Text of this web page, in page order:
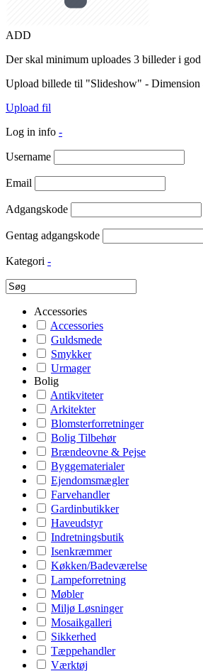
ADD
Der skal minimum uploades 3 billeder i
Upload billede til "Slideshow" - Dimension
Upload fil
Log in info -
Username
Email
Adgangskode
Gentag adgangskode
Kategori -
Accessories
Accessories
Guldsmede
Smykker
Urmager
Bolig
Antikviteter
Arkitekter
Blomsterforretninger
Bolig Tilbehør
Brændeovne & Pejse
Byggematerialer
Ejendomsmægler
Farvehandler
Gardinbutikker
Haveudstyr
Indretningsbutik
Isenkræmmer
Køkken/Badeværelse
Lampeforretning
Møbler
Miljø Løsninger
Mosaikgalleri
Sikkerhed
Tæppehandler
Værktøj